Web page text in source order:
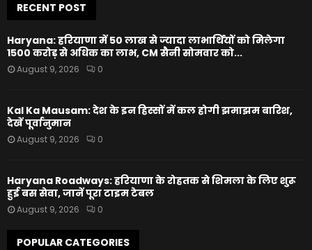
RECENT POST
Haryana: हरियाणा में 50 लाख से ज्यादा लाभार्थियों को मिलेगा
1500 करोड़ से अधिक का लाभ, CM सैनी सोमवार को...
August 9, 2026 0
Kal Ka Mausam: देश के इन हिस्सों में कल होगी झमाझम बारिश,
देखें पूर्वानुमान
August 9, 2026 0
Haryana Roadways: हरियाणा के रोहतक से शिमला के लिए शुरू
हुई बस सेवा, जानें पूरा टाइम टेबल
August 9, 2026 0
POPULAR CATEGORIES